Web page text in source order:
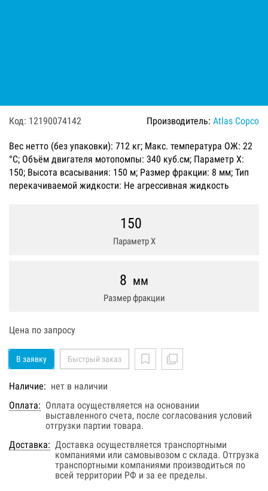
Код: 12190074142 Производитель: Atlas Copco
Вес нетто (без упаковки): 712 кг; Макс. температура ОЖ: 22
°C; Объём двигателя мотопомпы: 340 куб.см; Параметр Х:
150; Высота всасывания: 150 м; Размер фракции: 8 мм; Тип
перекачиваемой жидкости: Не агрессивная жидкость
150
Параметр Х
8 мм
Размер фракции
Цена по запросу
В заявку Быстрый заказ
Наличие: нет в наличии
Оплата: Оплата осуществляется на основании
выставленного счета, после согласования условий
отгрузки партии товара.
Доставка: Доставка осуществляется транспортными
компаниями или самовывозом с склада. Отгрузка
транспортными компаниями производиться по
всей территории РФ и за ее пределы.